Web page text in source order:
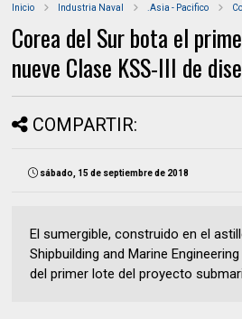
Inicio Industria Naval .Asia - Pacifico
Corea del Sur bota el
nueve Clase KSS-III de
COMPARTIR:
sábado, 15 de septiembre de 2018
El sumergible, construido en el
Shipbuilding and Marine
del primer lote del proyecto